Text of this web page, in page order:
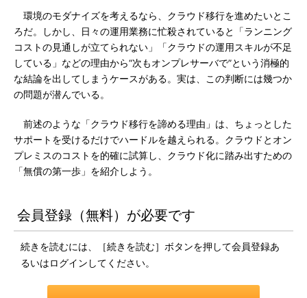
環境のモダナイズを考えるなら、クラウド移行を進めたいとこ
ろだ。しかし、日々の運用業務に忙殺されていると「ランニング
コストの見通しが立てられない」「クラウドの運用スキルが不足
している」などの理由から“次もオンプレサーバで”という消極的
な結論を出してしまうケースがある。実は、この判断には幾つか
の問題が潜んでいる。
前述のような「クラウド移行を諦める理由」は、ちょっとした
サポートを受けるだけでハードルを越えられる。クラウドとオン
プレミスのコストを的確に試算し、クラウド化に踏み出すための
「無償の第一歩」を紹介しよう。
会員登録（無料）が必要です
続きを読むには、［続きを読む］ボタンを押して会員登録あ
るいはログインしてください。